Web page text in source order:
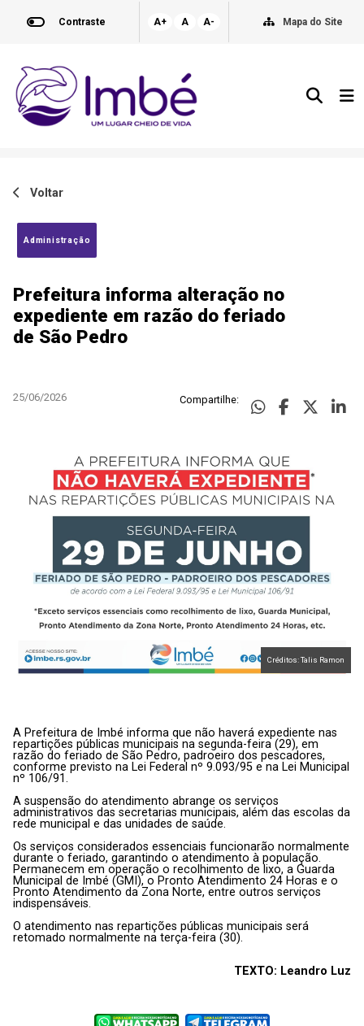
Contraste A+ A A- Mapa do Site
Voltar
Administração
Prefeitura informa alteração no
expediente em razão do feriado
de São Pedro
25/06/2026 Compartilhe:
Créditos: Talis Ramon
A Prefeitura de Imbé informa que não haverá expediente nas
repartições públicas municipais na segunda-feira (29), em
razão do feriado de São Pedro, padroeiro dos pescadores,
conforme previsto na Lei Federal nº 9.093/95 e na Lei Municipal
nº 106/91.
A suspensão do atendimento abrange os serviços
administrativos das secretarias municipais, além das escolas da
rede municipal e das unidades de saúde.
Os serviços considerados essenciais funcionarão normalmente
durante o feriado, garantindo o atendimento à população.
Permanecem em operação o recolhimento de lixo, a Guarda
Municipal de Imbé (GMI), o Pronto Atendimento 24 Horas e o
Pronto Atendimento da Zona Norte, entre outros serviços
indispensáveis.
O atendimento nas repartições públicas municipais será
retomado normalmente na terça-feira (30).
TEXTO: Leandro Luz